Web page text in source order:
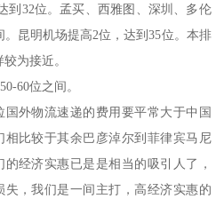
到32位。孟买、西雅图、深圳、多伦
。昆明机场提高2位，达到35位。本排
为接近。
60位之间。
外物流速递的费用要平常大于中国
比较于其余巴彦淖尔到菲律宾马尼
经济实惠已是是相当的吸引人了，
失，我们是一间主打，高经济实惠的